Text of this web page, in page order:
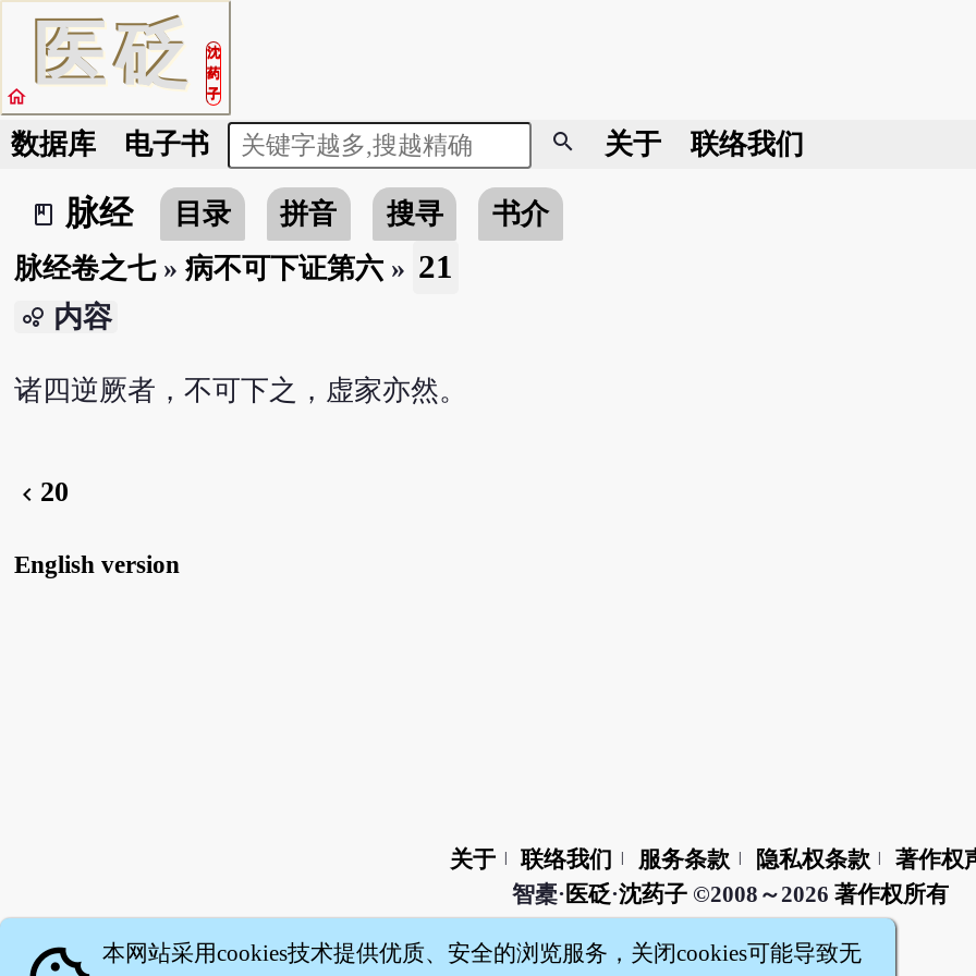
医砭
沈
药
子
home
数据库 电子书 search 关于 联络我们
book_2
脉经 目录 拼音 搜寻
书介
脉经卷之七» 病不可下证第六» 21
bubble_chart 内容
诸四逆厥者，不可下之，虚家亦然。
chevron_left 20
English version
关于 联络我们 服务条款 隐私权条款
著作权
智橐· 医砭·沈药子©2008～2026 著作权所有
本网站采用cookies技术提供优质、安全的浏览服务，关闭cookies可能导致无